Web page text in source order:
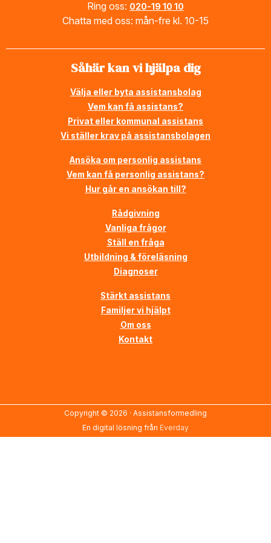
Ring oss: 020-19 10 10
Chatta med oss: mån-fre kl. 10-15
Såhär kan vi hjälpa dig
Välja eller byta assistansbolag
Vem kan få assistans?
Privat eller kommunal assistans
Vi ställer krav på assistansbolagen
Ansöka om personlig assistans
Vem kan få personlig assistans?
Hur går en ansökan till?
Rådgivning
Vanliga frågor
Ställ en fråga
Utbildning & föreläsning
Diagnoser
Stärkt assistans
Familjer vi hjälpt
Om oss
Kontakt
Copyright © 2026 · Assistansformedling
En digital lösning från Everday